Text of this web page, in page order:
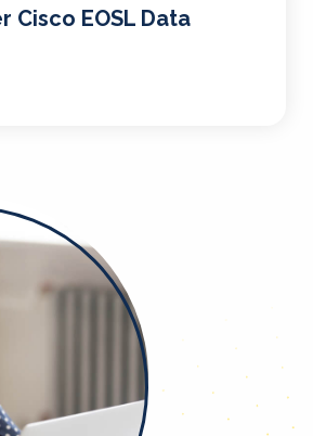
Cisco EOSL Data